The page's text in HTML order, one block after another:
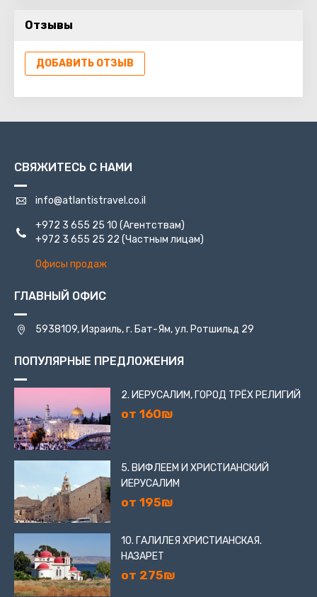
приключений, и поклонников ночного драйва
торговым центром
Отзывы
ДОБАВИТЬ ОТЗЫВ
СВЯЖИТЕСЬ С НАМИ
info@atlantistravel.co.il
+972 3 655 25 10 (Агентствам)
+972 3 655 25 22 (Частным лицам)
Офисы продаж
ГЛАВНЫЙ ОФИС
5938109, Израиль, г. Бат-Ям, ул. Ротшильд 29
ПОПУЛЯРНЫЕ ПРЕДЛОЖЕНИЯ
2. ИЕРУСАЛИМ, ГОРОД ТРЁХ РЕЛИГИЙ
от 160₪
5. ВИФЛЕЕМ И ХРИСТИАНСКИЙ
ИЕРУСАЛИМ
от 195₪
10. ГАЛИЛЕЯ ХРИСТИАНСКАЯ.
НАЗАРЕТ
от 275₪